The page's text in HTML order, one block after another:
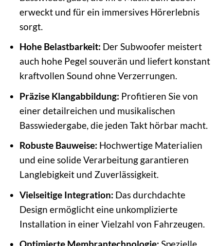
erweckt und für ein immersives Hörerlebnis
sorgt.
Hohe Belastbarkeit: Der Subwoofer meistert
auch hohe Pegel souverän und liefert konstant
kraftvollen Sound ohne Verzerrungen.
Präzise Klangabbildung: Profitieren Sie von
einer detailreichen und musikalischen
Basswiedergabe, die jeden Takt hörbar macht.
Robuste Bauweise: Hochwertige Materialien
und eine solide Verarbeitung garantieren
Langlebigkeit und Zuverlässigkeit.
Vielseitige Integration: Das durchdachte
Design ermöglicht eine unkomplizierte
Installation in einer Vielzahl von Fahrzeugen.